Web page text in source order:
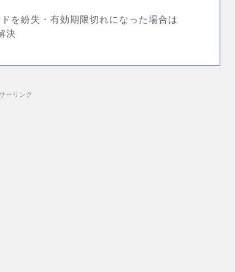
を紛失・有効期限切れになった場合は
決
ーリンク